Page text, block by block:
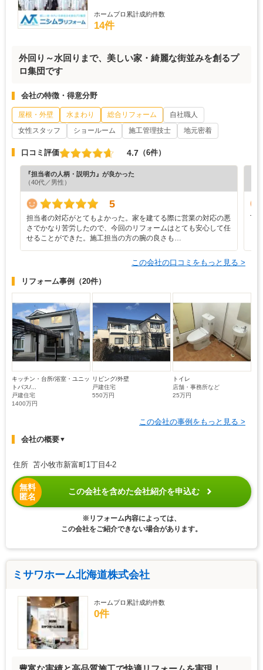
ホームプロ累計成約件数
14件
外回り～水回りまで、美しい家・綺麗な街並みを創るプ
ロ集団です
会社の特徴・得意分野
屋根・外壁 水まわり 総合リフォーム
自社職人
女性スタッフ
ショールーム 施工管理技士 地元密着
口コミ評価 4.7 （6件）
『担当者の人柄・説明力』が良かった
（40代／男性）
5
担当者の対応がとてもよかった。家を建てる際に営業の対応の悪
さでかなり苦労したので、今回のリフォームはとても安心して任
せることができた。施工担当の方の腕の良さも…
丁
この会社の口コミをもっと見る >
リフォーム事例 （20件）
キッチン・台所/浴室・ユニッ
トバス/...
戸建住宅
1400万円
リビング/外壁
戸建住宅
550万円
トイレ
店舗・事務所など
25万円
この会社の事例をもっと見る >
会社の概要▼
住所 苫小牧市新富町1丁目4-2
無料
匿名
この会社を含めた会社紹介を申込む
※リフォーム内容によっては、
この会社をご紹介できない場合があります。
ミサワホーム北海道株式会社
ホームプロ累計成約件数
0件